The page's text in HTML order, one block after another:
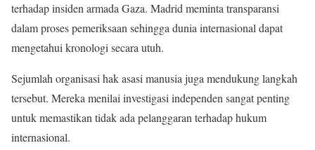
terhadap insiden armada Gaza. Madrid meminta transparansi
dalam proses pemeriksaan sehingga dunia internasional dapat
mengetahui kronologi secara utuh.
Sejumlah organisasi hak asasi manusia juga mendukung langkah
tersebut. Mereka menilai investigasi independen sangat penting
untuk memastikan tidak ada pelanggaran terhadap hukum
internasional.